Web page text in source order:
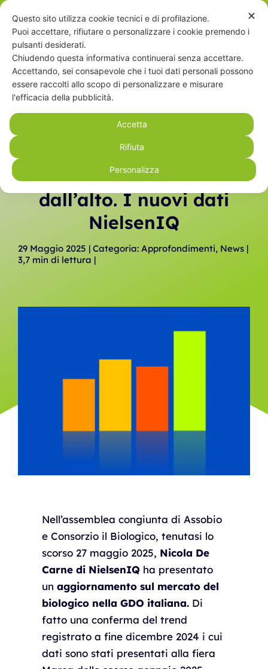
Salta
contenuto
Contattaci
Toggle
Educazione alimentare
Servizi
Partner
Biologico, una crescita
spinta dal basso, frenata
dall’alto. I nuovi dati
NielsenIQ
29 Maggio 2025 | Categoria: Approfondimenti, News |
3,7 min di lettura |
Nell’assemblea congiunta di Assobio
e Consorzio il Biologico, tenutasi lo
scorso 27 maggio 2025, Nicola De
Carne di NielsenIQ ha presentato
un aggiornamento sul mercato del
biologico nella GDO italiana.Di
fatto una conferma del trend
registrato a fine dicembre 2024 i cui
dati sono stati presentati alla fiera
✕
Questo sito utilizza cookie tecnici e di profilazione.
Puoi accettare, rifiutare o personalizzare i cookie premendo i
pulsanti desiderati.
Chiudendo questa informativa continuerai senza accettare.
Accettando, sei consapevole che i tuoi dati personali possono
essere raccolti allo scopo di personalizzare e misurare
l'efficacia della pubblicità.
Accetta
Rifiuta
Personalizza